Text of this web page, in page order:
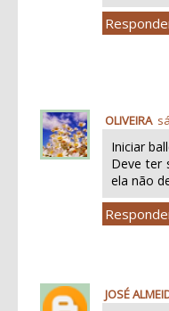
OLIVEIRA
Iniciar
Deve ter
ela não
JOSÉ